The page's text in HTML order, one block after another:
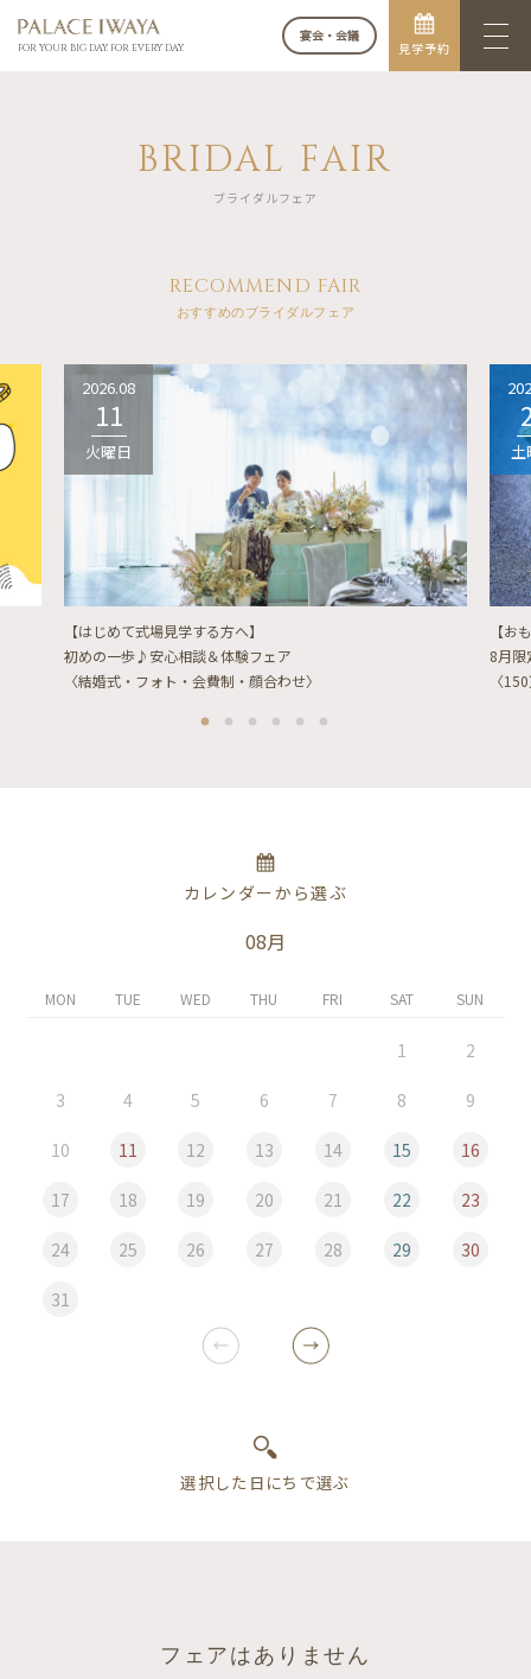
FOR YOUR BIG DAY. FOR EVERY DAY.
宴会・会議
見学予約
BRIDAL FAIR
ブライダルフェア
RECOMMEND FAIR
おすすめのブライダルフェア
2026.08
11
火曜日
【はじめて式場見学する方へ】
初めの一歩♪安心相談＆体験フェア
〈結婚式・フォト・会費制・顔合わせ〉
土
【お
8月限
〈
カレンダーから選ぶ
08月
MON TUE WED THU FRI SAT SUN
1 2
3 4 5 6 7 8 9
10 11 12 13 14 15 16
17 18 19 20 21 22 23
24 25 26 27 28 29 30
31
フェアはありません